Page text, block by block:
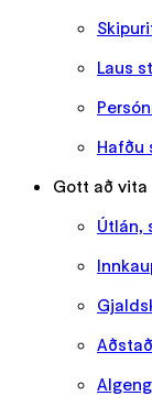
Laus
Hafðu
Gott að vita
Útlán,